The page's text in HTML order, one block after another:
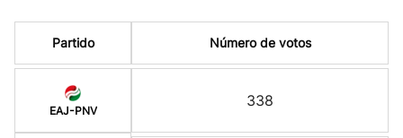
Partido
EAJ-PNV
Número de votos
338